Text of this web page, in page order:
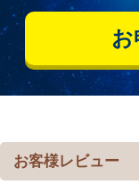
お